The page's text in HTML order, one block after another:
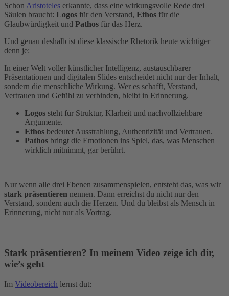
Schon Aristoteles erkannte, dass eine wirkungsvolle Rede drei
Säulen braucht: Logos für den Verstand, Ethos für die
Glaubwürdigkeit und Pathos für das Herz.
Und genau deshalb ist diese klassische Rhetorik heute wichtiger
denn je:
In einer Welt voller künstlicher Intelligenz, austauschbarer
Präsentationen und digitalen Slides entscheidet nicht nur der Inhalt,
sondern die menschliche Wirkung. Wer es schafft, Verstand,
Vertrauen und Gefühl zu verbinden, bleibt in Erinnerung.
Logos steht für Struktur, Klarheit und nachvollziehbare
Argumente.
Ethos bedeutet Ausstrahlung, Authentizität und Vertrauen.
Pathos bringt die Emotionen ins Spiel, das, was Menschen
wirklich mitnimmt, gar berührt.
Nur wenn alle drei Ebenen zusammenspielen, entsteht das, was wir
stark präsentieren nennen. Dann erreichst du nicht nur den
Verstand, sondern auch die Herzen. Und du bleibst als Mensch in
Erinnerung, nicht nur als Vortrag.
Stark präsentieren? In meinem Video zeige ich dir,
wie’s geht
Im Videobereich lernst dut: